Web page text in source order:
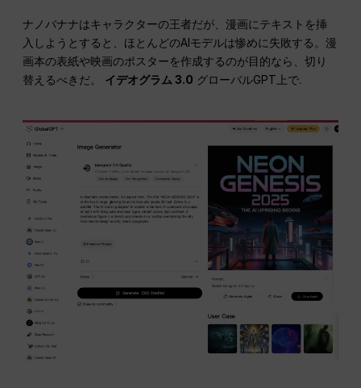
ナノバナナはキャラクターの王者だが、漫画にテキストを挿
入しようとすると、ほとんどのAIモデルは惨めに失敗する。漫
画本の表紙や映画のポスターを作成するのが目的なら、切り
替えるべきだ。 イデオグラム 3.0 グローバルGPT上で.